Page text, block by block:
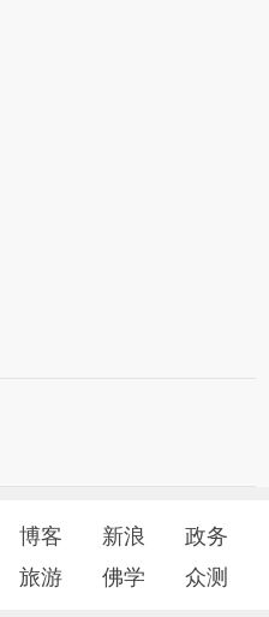
博客 新浪
政务
旅游 佛学 众测